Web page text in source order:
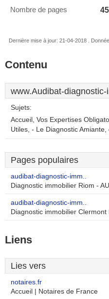
Nombre de pages 45
Dernière mise à jour: 21-04-2018 .
Contenu
www.Audibat-
Sujets:
Accueil, Vos Expertises
Utiles, - Le Diagnostic
Pages populaires
audibat-diagnostic-imm..
Diagnostic immobilier Riom -
audibat-diagnostic-imm..
Diagnostic immobilier Clermont
Liens
Lies vers
notaires.fr
Accueil | Notaires de France